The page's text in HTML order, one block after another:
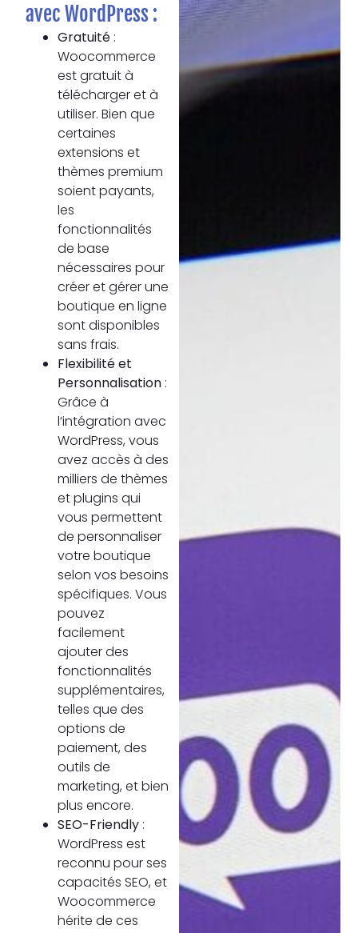
avec WordPress :
Gratuité :
Woocommerce
est gratuit à
télécharger et à
utiliser. Bien que
certaines
extensions et
thèmes premium
soient payants,
les
fonctionnalités
de base
nécessaires pour
créer et gérer une
boutique en ligne
sont disponibles
sans frais.
Flexibilité et
Personnalisation :
Grâce à
l’intégration avec
WordPress, vous
avez accès à des
milliers de thèmes
et plugins qui
vous permettent
de personnaliser
votre boutique
selon vos besoins
spécifiques. Vous
pouvez
facilement
ajouter des
fonctionnalités
supplémentaires,
telles que des
options de
paiement, des
outils de
marketing, et bien
plus encore.
SEO-Friendly :
WordPress est
reconnu pour ses
capacités SEO, et
Woocommerce
hérite de ces